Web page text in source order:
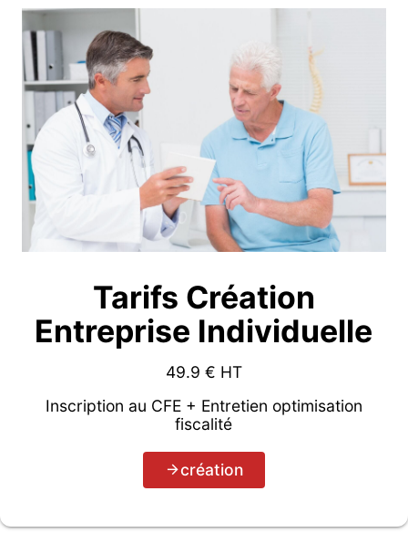
Tarifs Création
Entreprise Individuelle
49.9 € HT
Inscription au CFE + Entretien optimisation
fiscalité
création